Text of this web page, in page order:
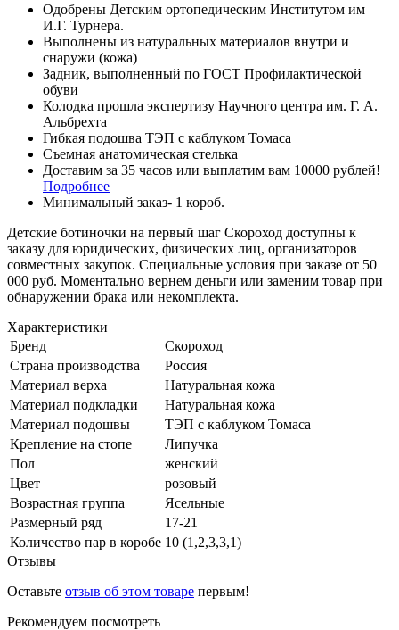
Одобрены Детским ортопедическим Институтом им
И.Г. Турнера.
Выполнены из натуральных материалов внутри и
снаружи (кожа)
Задник, выполненный по ГОСТ Профилактической
обуви
Колодка прошла экспертизу Научного центра им. Г. А.
Альбрехта
Гибкая подошва ТЭП с каблуком Томаса
Съемная анатомическая стелька
Доставим за 35 часов или выплатим вам 10000 рублей!
Подробнее
Минимальный заказ- 1 короб.
Детские ботиночки на первый шаг Скороход доступны к
заказу для юридических, физических лиц, организаторов
совместных закупок. Специальные условия при заказе от 50
000 руб. Моментально вернем деньги или заменим товар при
обнаружении брака или некомплекта.
Характеристики
Бренд
Скороход
Страна производства
Россия
Материал верха
Натуральная кожа
Материал подкладки
Натуральная кожа
Материал подошвы
ТЭП с каблуком Томаса
Крепление на стопе
Липучка
Пол
женский
Цвет
розовый
Возрастная группа
Ясельные
Размерный ряд
17-21
Количество пар в коробе 10 (1,2,3,3,1)
Отзывы
Оставьте отзыв об этом товаре первым!
Рекомендуем посмотреть